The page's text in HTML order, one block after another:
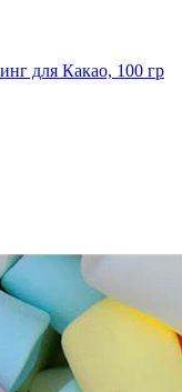
для Какао, 100 гр